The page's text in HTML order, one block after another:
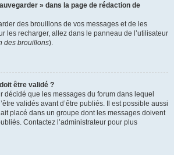
» dans la page de rédaction de
des brouillons de vos messages et de les
les recharger, allez dans le panneau de l’utilisateur
des brouillons).
être validé ?
décidé que les messages du forum dans lequel
validés avant d’être publiés. Il est possible aussi
placé dans un groupe dont les messages doivent
Contactez l’administrateur pour plus